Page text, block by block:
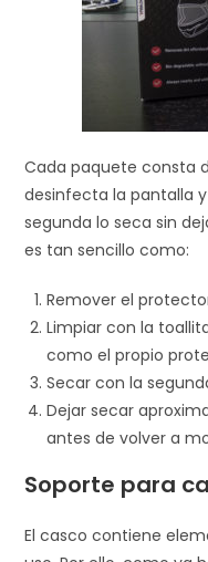
Cada paquete consta
desinfecta la pantalla
segunda lo seca sin
es tan sencillo como:
Remover el
Limpiar con la
como el propio
Secar con la
Dejar secar
antes de volver a
Soporte para
El casco contiene